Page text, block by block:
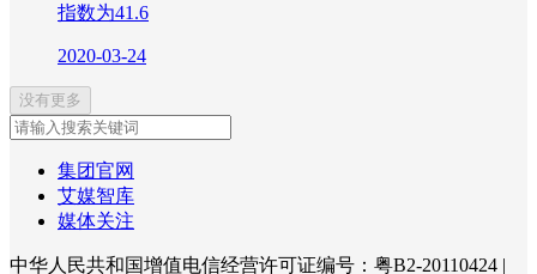
指数为41.6
2020-03-24
没有更多
集团官网
艾媒智库
媒体关注
中华人民共和国增值电信经营许可证编号：粤B2-20110424 |